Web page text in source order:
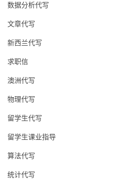
数据分析代写
文章代写
新西兰代写
求职信
澳洲代写
物理代写
留学生代写
留学生课业指导
算法代写
统计代写